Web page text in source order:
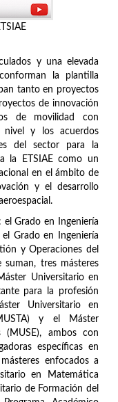
y una elevada
la plantilla
tanto en proyectos
de innovación
de movilidad con
nivel y los acuerdos
del sector para la
la ETSIAE como un
en el ámbito de
y el desarrollo
Grado en Ingeniería
el Grado en Ingeniería
y Operaciones del
suman, tres másteres
Universitario en
para la profesión
Universitario en
y el Máster
(MUSE), ambos con
específicas en
enfocados a
en Matemática
de Formación del